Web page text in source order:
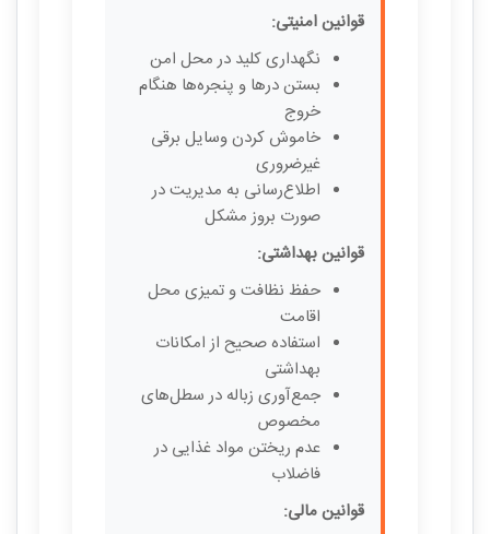
قوانین امنیتی:
نگهداری کلید در محل امن
بستن درها و پنجره‌ها هنگام
خروج
خاموش کردن وسایل برقی
غیرضروری
اطلاع‌رسانی به مدیریت در
صورت بروز مشکل
قوانین بهداشتی:
حفظ نظافت و تمیزی محل
اقامت
استفاده صحیح از امکانات
بهداشتی
جمع‌آوری زباله در سطل‌های
مخصوص
عدم ریختن مواد غذایی در
فاضلاب
قوانین مالی: